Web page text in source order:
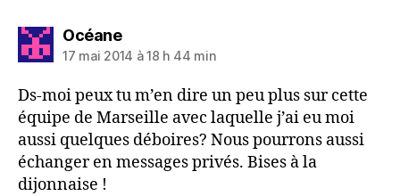
Océanedit :
17 mai 2014 à 18 h 44 min
Ds-moi peux tu m’en dire un peu plus sur cette
équipe de Marseille avec laquelle j’ai eu moi
aussi quelques déboires? Nous pourrons aussi
échanger en messages privés. Bises à la
dijonnaise !